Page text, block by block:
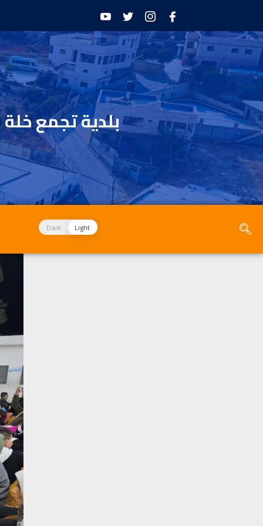
بلدية تجمع
Light
Dark